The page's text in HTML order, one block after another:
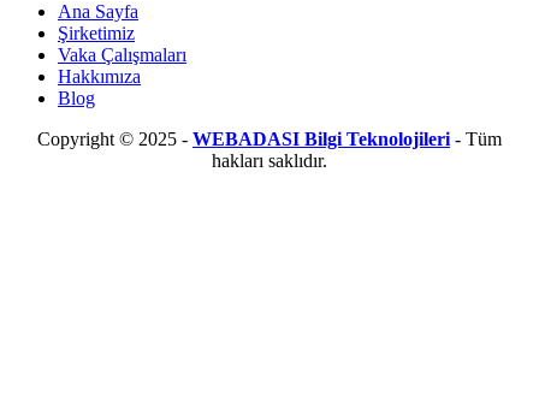
Ana Sayfa
Şirketimiz
Vaka Çalışmaları
Hakkımıza
Blog
Copyright © 2025 - WEBADASI Bilgi Teknolojileri - Tüm
hakları saklıdır.